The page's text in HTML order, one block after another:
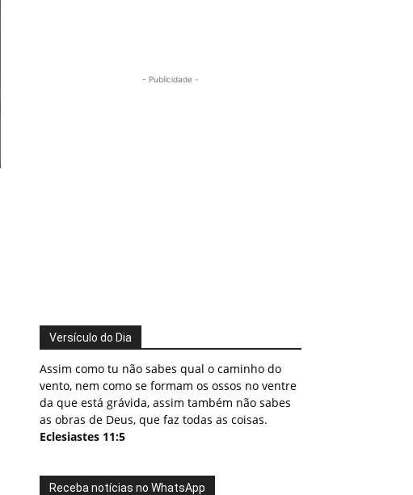
- Publicidade -
Versículo do Dia
Assim como tu não sabes qual o caminho do
vento, nem como se formam os ossos no ventre
da que está grávida, assim também não sabes
as obras de Deus, que faz todas as coisas.
Eclesiastes 11:5
Receba notícias no WhatsApp